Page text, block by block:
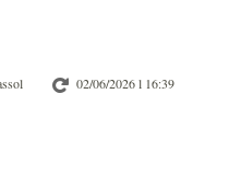
02/06/2026 l 16:39